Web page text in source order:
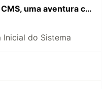
Criando meu próprio CMS, uma aventura com C#, Docker e VueJS
do Sistema